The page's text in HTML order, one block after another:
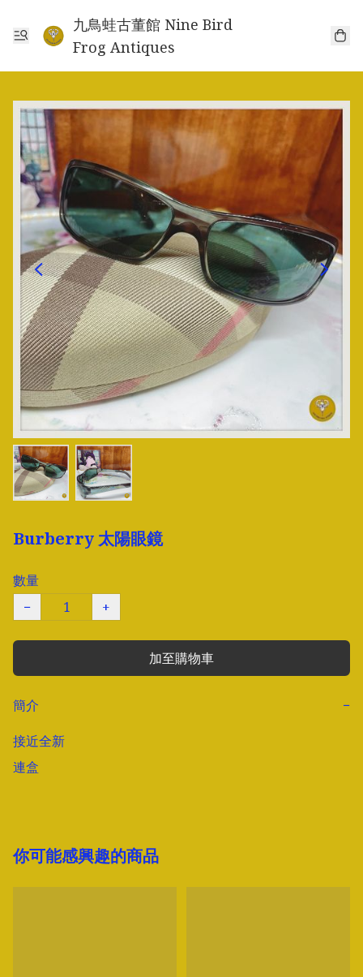
九鳥蛙古董館 Nine Bird
Frog Antiques
Burberry 太陽眼鏡
數量
−
+
加至購物車
簡介
−
接近全新
連盒
你可能感興趣的商品